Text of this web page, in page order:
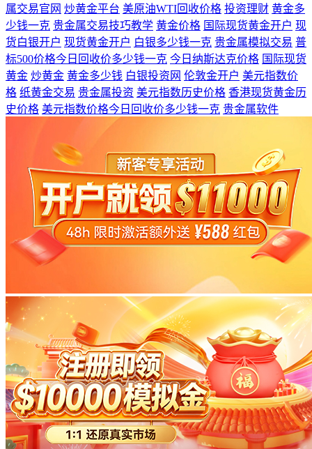
属交易官网 炒黄金平台 美原油WTI回收价格 投资理财 黄金多
少钱一克 贵金属交易技巧教学 黄金价格 国际现货黄金开户 现
货白银开户 现货黄金开户 白银多少钱一克 贵金属模拟交易 普
标500价格今日回收价多少钱一克 今日纳斯达克价格 国际现货
黄金 炒黄金 黄金多少钱 白银投资网 伦敦金开户 美元指数价
格 纸黄金交易 贵金属投资 美元指数历史价格 香港现货黄金历
史价格 美元指数价格今日回收价多少钱一克 贵金属软件